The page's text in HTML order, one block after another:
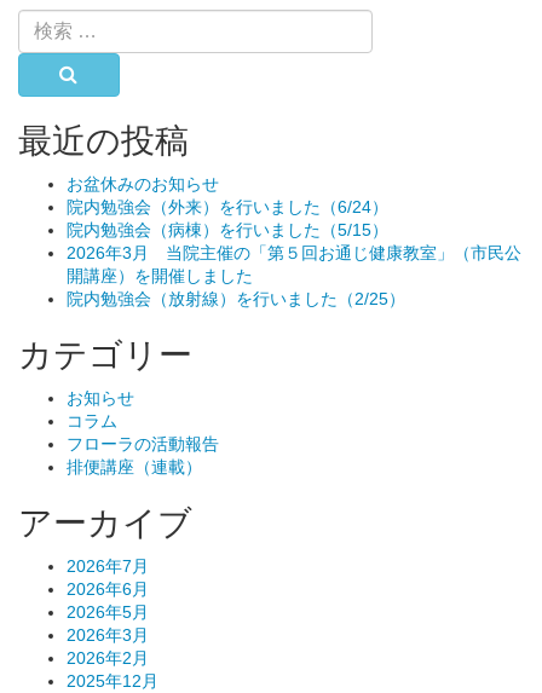
検
索:
最近の投稿
お盆休みのお知らせ
院内勉強会（外来）を行いました（6/24）
院内勉強会（病棟）を行いました（5/15）
2026年3月 当院主催の「第５回お通じ健康教室」（市民公
開講座）を開催しました
院内勉強会（放射線）を行いました（2/25）
カテゴリー
お知らせ
コラム
フローラの活動報告
排便講座（連載）
アーカイブ
2026年7月
2026年6月
2026年5月
2026年3月
2026年2月
2025年12月